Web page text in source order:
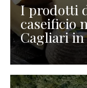
I prodotti
caseificio
Cagliari in